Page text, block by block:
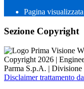
Pagina visualizzata
Sezione Copyright
Copyright 2026 |
Parma S.p.A. |
Disclaimer trattamento